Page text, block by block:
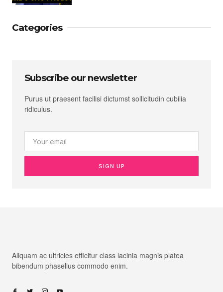
Categories
Subscribe our newsletter
Purus ut praesent facilisi dictumst sollicitudin cubilia
ridiculus.
SIGN UP
Aliquam ac ultricies efficitur class lacinia magnis platea
bibendum phasellus commodo enim.